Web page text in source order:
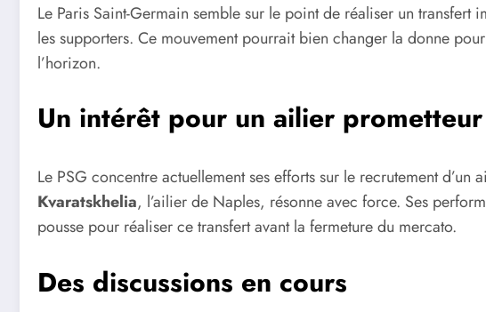
Le Paris Saint-Germain semble sur le point de réaliser un
les supporters. Ce mouvement pourrait bien changer la donne
l’horizon.
Un intérêt pour un ailier prometteur
Le PSG concentre actuellement ses efforts sur le recrutement
Kvaratskhelia, l’ailier de Naples, résonne avec force. Ses
pousse pour réaliser ce transfert avant la fermeture du mercato.
Des discussions en cours